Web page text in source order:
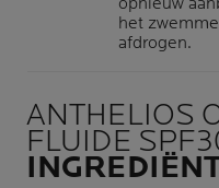
het
afdrogen.
ANTHELIOS
FLUIDE